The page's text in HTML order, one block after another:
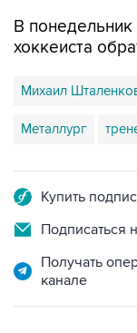
В
хоккеиста
Михаил
Металлург
Купить
Подписаться
Получать
канале